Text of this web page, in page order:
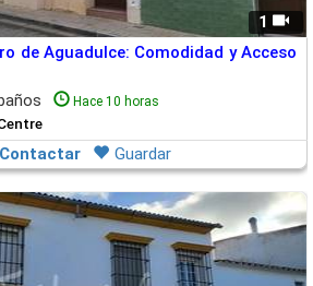
1
de Aguadulce: Comodidad y Acceso
Hace 10 horas
Contactar Guardar